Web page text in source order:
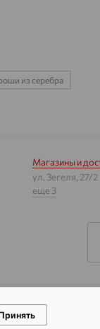
из серебра
Магазины и
ул. Зегеля, 27/2
еще 3